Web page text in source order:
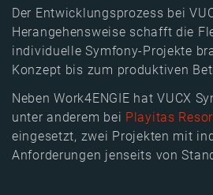
Der Entwicklungsprozess bei
Herangehensweise schafft die
individuelle Symfony-Projekte
Konzept bis zum produktiven
Neben Work4ENGIE hat VUCX
unter anderem bei Playitas
eingesetzt, zwei Projekten mit
Anforderungen jenseits von